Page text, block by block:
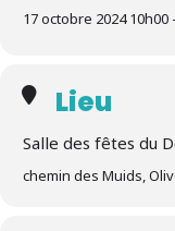
17 octobre 2024 10h00
Lieu
Salle des fêtes du
chemin des Muids,